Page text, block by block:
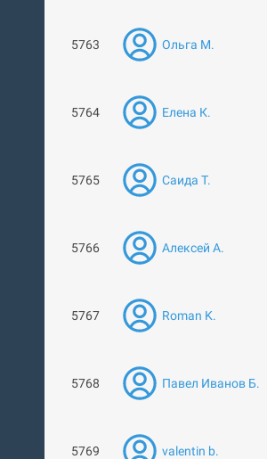
5763 Ольга М.
5764 Елена К.
5765 Саида Т.
5766 Алексей А.
5767 Roman K.
5768 Павел Иванов Б.
5769 valentin b.